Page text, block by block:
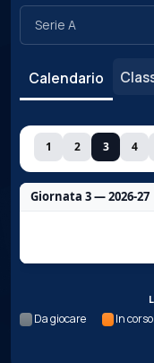
Calendario
1 2 3 4
Giornata 3 — 2026-27
Da giocare In corso